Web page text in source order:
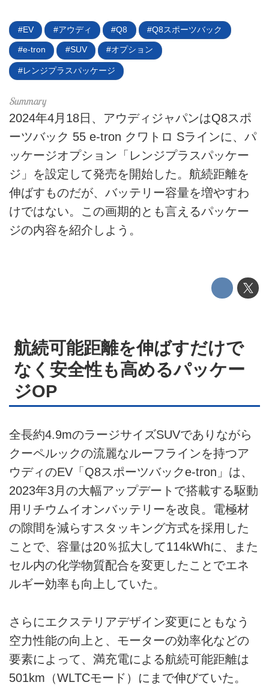
HOME
EV
電動バイク
ライフスタイル
テクノロジー
このメディアについて
運営会社
お問い合せ
広告掲載について
EV アウディ Q8 Q8スポーツバック
e-tron SUV オプション
レンジプラスパッケージ
2024年4月18日、アウディジャパンはQ8スポ
ーツバック 55 e-tron クワトロ Sラインに、パ
ッケージオプション「レンジプラスパッケー
ジ」を設定して発売を開始した。航続距離を
伸ばすものだが、バッテリー容量を増やすわ
けではない。この画期的とも言えるパッケー
ジの内容を紹介しよう。
航続可能距離を伸ばすだけで
なく安全性も高めるパッケー
ジOP
全長約4.9mのラージサイズSUVでありながら
クーペルックの流麗なルーフラインを持つア
ウディのEV「Q8スポーツバックe-tron」は、
2023年3月の大幅アップデートで搭載する駆動
用リチウムイオンバッテリーを改良。電極材
の隙間を減らすスタッキング方式を採用した
ことで、容量は20％拡大して114kWhに、また
セル内の化学物質配合を変更したことでエネ
ルギー効率も向上していた。
さらにエクステリアデザイン変更にともなう
空力性能の向上と、モーターの効率化などの
要素によって、満充電による航続可能距離は
501km（WLTCモード）にまで伸びていた。